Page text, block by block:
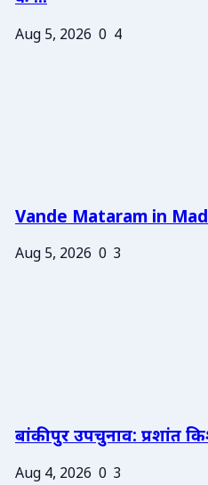
Aug 5, 2026 0 4
Vande Mataram in
Aug 5, 2026 0 3
बांकीपुर उपचुनाव: प्रशांत
Aug 4, 2026 0 3